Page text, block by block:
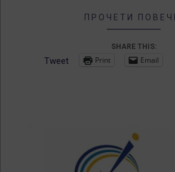
ПРОЧЕТИ
SHARE THIS:
Tweet Print Email